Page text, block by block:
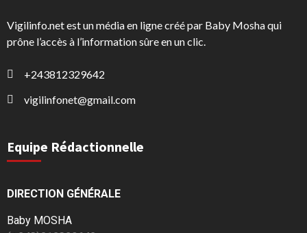
Vigilinfo.net est un média en ligne créé par Baby Mosha qui
prône l’accès à l’information sûre en un clic.
+243812329642
vigilinfonet@gmail.com
Equipe Rédactionnelle
DIRECTION GÉNÉRALE
Baby MOSHA